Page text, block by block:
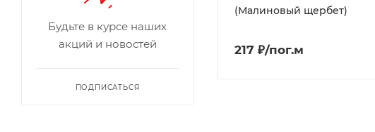
(Малиновый щербет)
217 ₽/пог.м
Будьте в курсе наших
акций и новостей
ПОДПИСАТЬСЯ